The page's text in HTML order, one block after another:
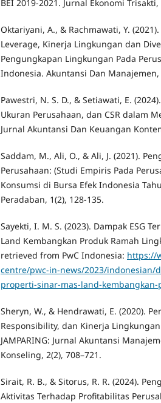
BEI 2019-2021. Jurnal Ekonomi Trisakti,
Oktariyani, A., & Rachmawati, Y.
Leverage, Kinerja Lingkungan dan
Pengungkapan Lingkungan Pada
Indonesia. Akuntansi Dan Manajemen,
Pawestri, N. S. D., & Setiawati, E.
Ukuran Perusahaan, dan CSR dalam
Jurnal Akuntansi Dan Keuangan
Saddam, M., Ali, O., & Ali, J. (2021).
Perusahaan: (Studi Empiris Pada
Konsumsi di Bursa Efek Indonesia
Peradaban, 1(2), 128-135.
Sayekti, I. M. S. (2023). Dampak ESG
Land Kembangkan Produk Ramah
retrieved from PwC Indonesia: https://
centre/pwc-in-news/2023/indonesian/
properti-sinar-mas-land-
Sheryn, W., & Hendrawati, E. (2020).
Responsibility, dan Kinerja
JAMPARING: Jurnal Akuntansi
Konseling, 2(2), 708–721.
Sirait, R. B., & Sitorus, R. R. (2024).
Aktivitas Terhadap Profitabilitas